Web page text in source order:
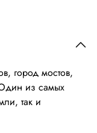
город мостов,
из самых
так и